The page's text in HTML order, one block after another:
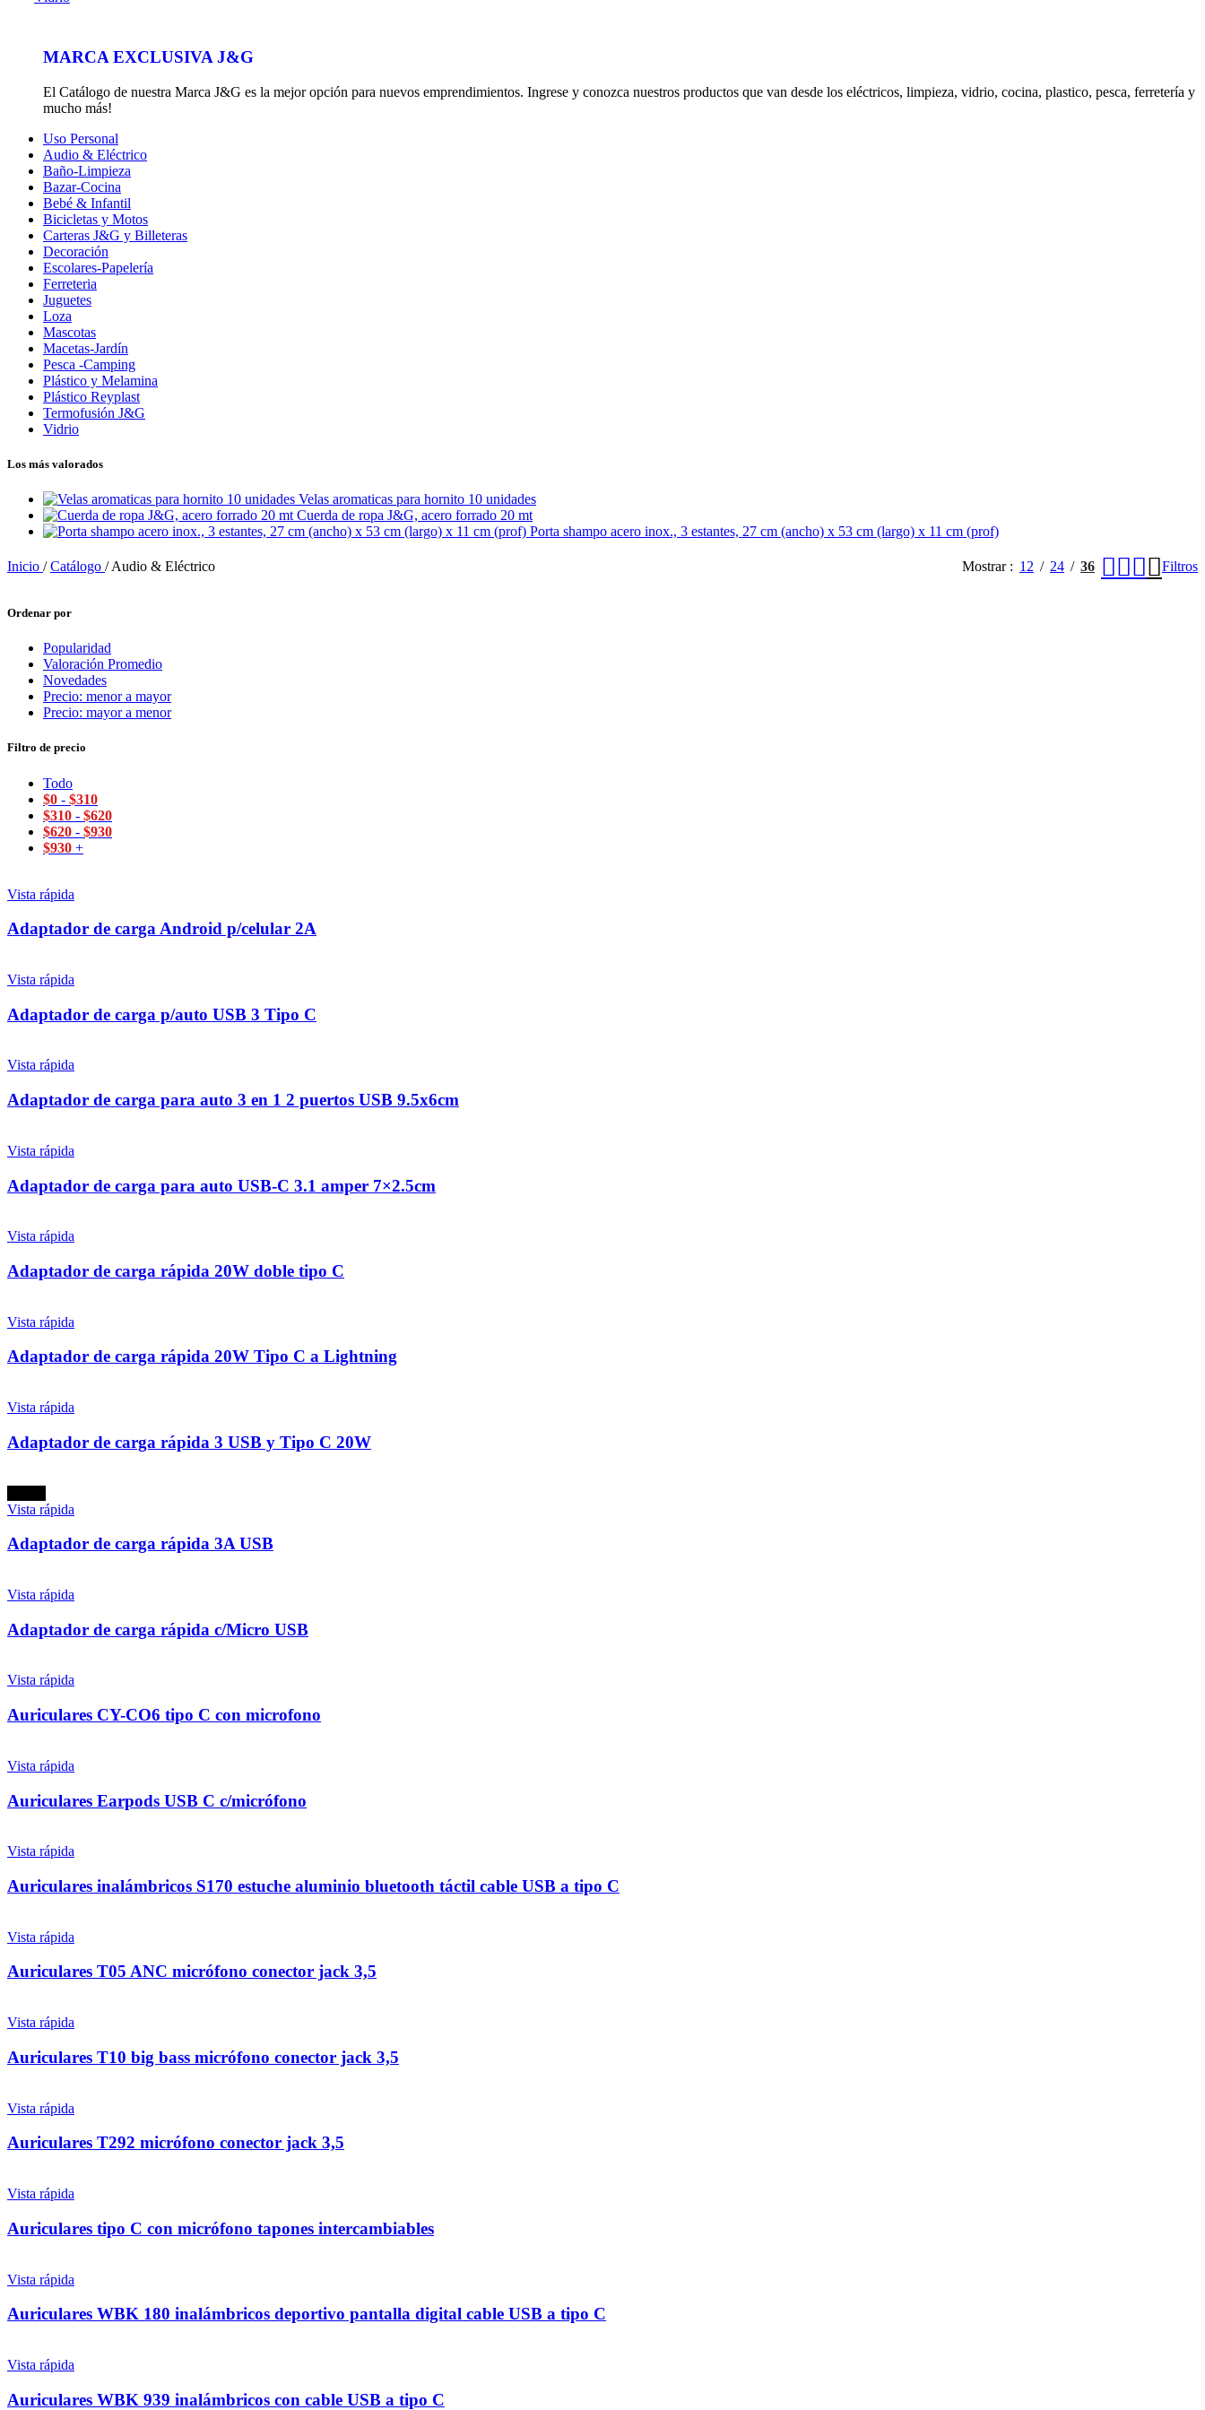
MARCA EXCLUSIVA J&G
El Catálogo de nuestra Marca J&G es la mejor opción para nuevos emprendimientos. Ingrese y conozca nuestros productos que van desde los eléctricos, limpieza, vidrio, cocina, plastico, pesca, ferretería y
mucho más!
Uso Personal
Audio & Eléctrico
Baño-Limpieza
Bazar-Cocina
Bebé & Infantil
Bicicletas y Motos
Carteras J&G y Billeteras
Decoración
Escolares-Papelería
Ferreteria
Juguetes
Loza
Mascotas
Macetas-Jardín
Pesca -Camping
Plástico y Melamina
Plástico Reyplast
Termofusión J&G
Vidrio
Los más valorados
Velas aromaticas para hornito 10 unidades
Cuerda de ropa J&G, acero forrado 20 mt
Porta shampo acero inox., 3 estantes, 27 cm (ancho) x 53 cm (largo) x 11 cm (prof)
Inicio / Catálogo / Audio & Eléctrico Mostrar 12 24 36 Filtros
Ordenar por
Popularidad
Valoración Promedio
Novedades
Precio: menor a mayor
Precio: mayor a menor
Filtro de precio
Todo
$0 - $310
$310 - $620
$620 - $930
$930 +
Vista rápida
Adaptador de carga Android p/celular 2A
Vista rápida
Adaptador de carga p/auto USB 3 Tipo C
Vista rápida
Adaptador de carga para auto 3 en 1 2 puertos USB 9.5x6cm
Vista rápida
Adaptador de carga para auto USB-C 3.1 amper 7×2.5cm
Vista rápida
Adaptador de carga rápida 20W doble tipo C
Vista rápida
Adaptador de carga rápida 20W Tipo C a Lightning
Vista rápida
Adaptador de carga rápida 3 USB y Tipo C 20W
Vista rápida
Adaptador de carga rápida 3A USB
Vista rápida
Adaptador de carga rápida c/Micro USB
Vista rápida
Auriculares CY-CO6 tipo C con microfono
Vista rápida
Auriculares Earpods USB C c/micrófono
Vista rápida
Auriculares inalámbricos S170 estuche aluminio bluetooth táctil cable USB a tipo C
Vista rápida
Auriculares T05 ANC micrófono conector jack 3,5
Vista rápida
Auriculares T10 big bass micrófono conector jack 3,5
Vista rápida
Auriculares T292 micrófono conector jack 3,5
Vista rápida
Auriculares tipo C con micrófono tapones intercambiables
Vista rápida
Auriculares WBK 180 inalámbricos deportivo pantalla digital cable USB a tipo C
Vista rápida
Auriculares WBK 939 inalámbricos con cable USB a tipo C